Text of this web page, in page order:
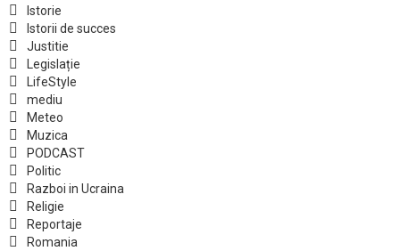
Istorie
Istorii de succes
Justitie
Legislație
LifeStyle
mediu
Meteo
Muzica
PODCAST
Politic
Razboi in Ucraina
Religie
Reportaje
Romania